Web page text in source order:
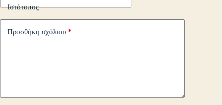
Ιστότοπος
Προσθήκη σχόλιου *